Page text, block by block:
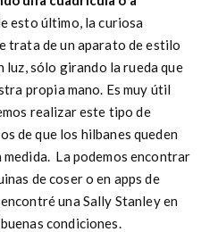
esto último, la curiosa
trata de un aparato de estilo
luz, sólo girando la rueda que
propia mano. Es muy útil
realizar este tipo de
de que los hilbanes queden
La podemos encontrar
de coser o en apps de
una Sally Stanley en
condiciones.